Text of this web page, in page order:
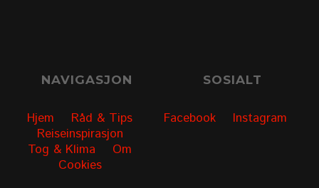
NAVIGASJON
Hjem
Råd & Tips
Reiseinspirasjon
Tog & Klima
Om
Cookies
SOSIALT
Facebook Instagram